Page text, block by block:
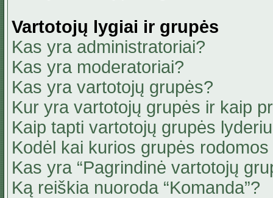
Vartotojų lygiai ir grupės
Kas yra administratoriai?
Kas yra moderatoriai?
Kas yra vartotojų grupės?
Kur yra vartotojų grupės ir kaip
Kaip tapti vartotojų grupės
Kodėl kai kurios grupės
Kas yra “Pagrindinė vartotojų
Ką reiškia nuoroda “Komanda”?